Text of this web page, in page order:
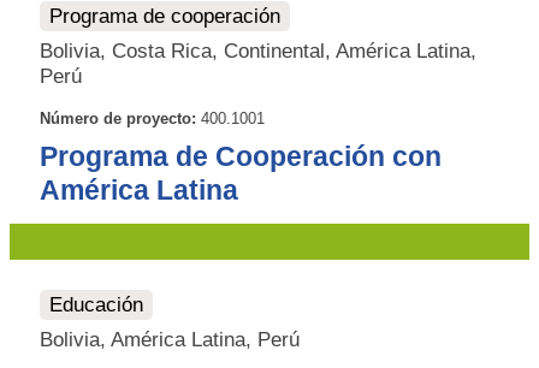
Programa de cooperación
Bolivia, Costa Rica, Continental, América Latina,
Perú
Número de proyecto: 400.1001
Programa de Cooperación con
América Latina
Educación
Bolivia, América Latina, Perú